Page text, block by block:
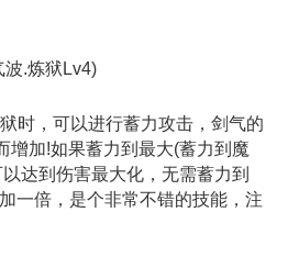
.炼狱Lv4)
，可以进行蓄力攻击，剑气的
增加!如果蓄力到最大(蓄力到魔
达到伤害最大化，无需蓄力到
一倍，是个非常不错的技能，注